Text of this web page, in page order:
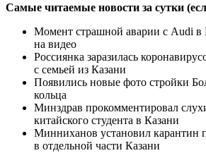
Самые читаемые новости за сутки
Момент страшной аварии с Audi в
на видео
Россиянка заразилась
с семьей из Казани
Появились новые фото стройки
кольца
Минздрав прокомментировал
китайского студента в Казани
Минниханов установил карантин
в отдельной части Казани